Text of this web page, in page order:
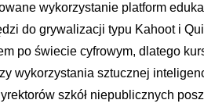
wykorzystanie platform
do grywalizacji typu Kahoot i
po świecie cyfrowym, dlatego
wykorzystania sztucznej
szkół niepublicznych